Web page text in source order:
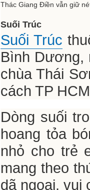
Thác Giang Điền vẫn giữ
Suối Trúc
Suối Trúc
Bình Dương,
chùa Thái
cách TP
Dòng suối
hoang tỏa
nhỏ cho trẻ
mang theo
dã ngoại, vui